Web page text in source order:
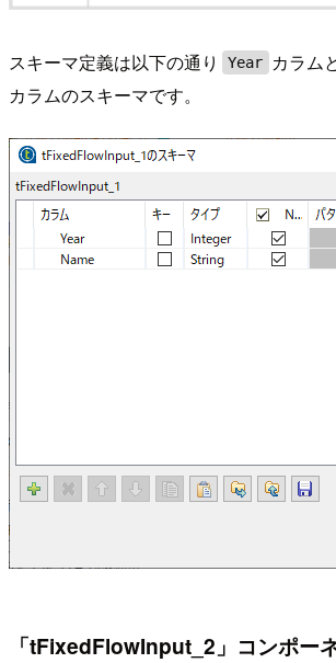
スキーマ定義は以下の通り Year カラム
カラムのスキーマです。
「tFixedFlowInput_2」コンポー